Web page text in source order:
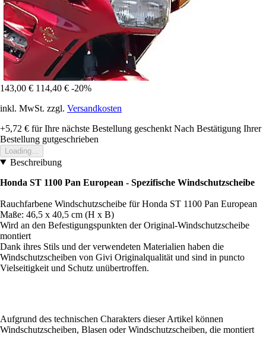
143,00 € 114,40 € -20%
inkl. MwSt. zzgl. Versandkosten
+5,72 € für Ihre nächste Bestellung geschenkt Nach Bestätigung Ihrer
Bestellung gutgeschrieben
Loading...
Beschreibung
Honda ST 1100 Pan European - Spezifische Windschutzscheibe
Rauchfarbene Windschutzscheibe für Honda ST 1100 Pan European
Maße: 46,5 x 40,5 cm (H x B)
Wird an den Befestigungspunkten der Original-Windschutzscheibe
montiert
Dank ihres Stils und der verwendeten Materialien haben die
Windschutzscheiben von Givi Originalqualität und sind in puncto
Vielseitigkeit und Schutz unübertroffen.
Aufgrund des technischen Charakters dieser Artikel können
Windschutzscheiben, Blasen oder Windschutzscheiben, die montiert